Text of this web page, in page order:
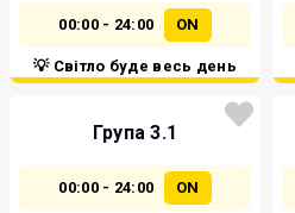
00:00 - 24:00 ON
💡 Світло буде весь день
Група 3.1
00:00 - 24:00 ON